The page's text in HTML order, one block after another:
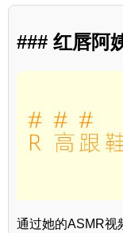
### 红唇阿
通过她的ASMR视